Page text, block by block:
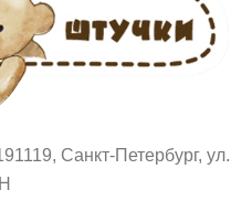
Санкт-Петербург, ул.